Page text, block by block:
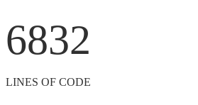
6832
LINES OF CODE